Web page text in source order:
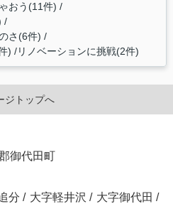
おう(11件)
さ(6件)
) リノベーションに挑戦(2件)
ジトップへ
御代田町
分 / 大字軽井沢 / 大字御代田 /